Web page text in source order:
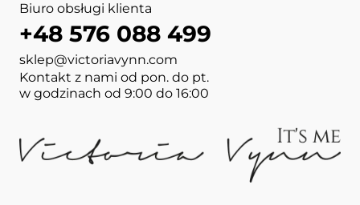
Biuro obsługi klienta
+48 576 088 499
sklep@victoriavynn.com
Kontakt z nami od pon. do pt.
w godzinach od 9:00 do 16:00